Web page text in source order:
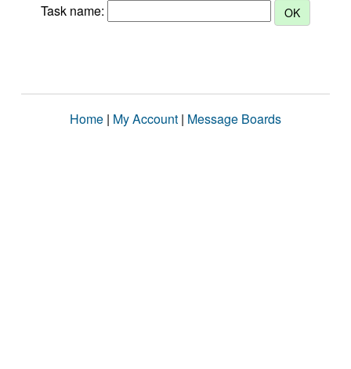
Task name:
Home | My Account | Message Boards